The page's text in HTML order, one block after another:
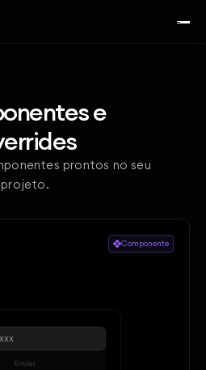
e
prontos no seu
projeto.
Componente